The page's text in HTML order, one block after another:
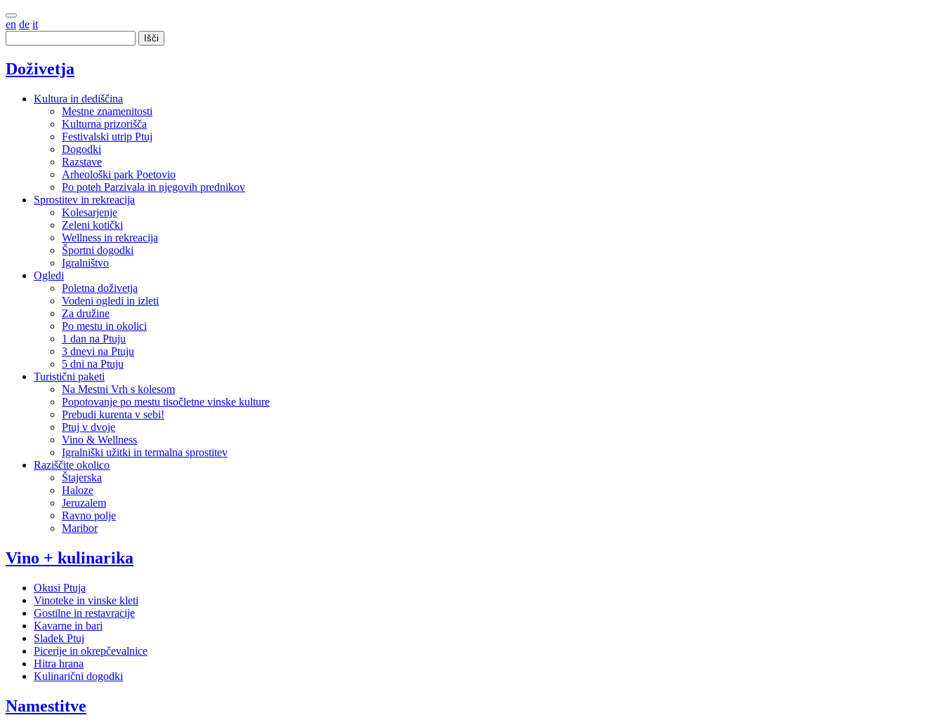
en de it
Išči
Doživetja
Kultura in dediščina
Mestne znamenitosti
Kulturna prizorišča
Festivalski utrip Ptuj
Dogodki
Razstave
Arheološki park Poetovio
Po poteh Parzivala in njegovih prednikov
Sprostitev in rekreacija
Kolesarjenje
Zeleni kotički
Wellness in rekreacija
Športni dogodki
Igralništvo
Ogledi
Poletna doživetja
Vodeni ogledi in izleti
Za družine
Po mestu in okolici
1 dan na Ptuju
3 dnevi na Ptuju
5 dni na Ptuju
Turistični paketi
Na Mestni Vrh s kolesom
Popotovanje po mestu tisočletne vinske kulture
Prebudi kurenta v sebi!
Ptuj v dvoje
Vino & Wellness
Igralniški užitki in termalna sprostitev
Raziščite okolico
Štajerska
Haloze
Jeruzalem
Ravno polje
Maribor
Vino + kulinarika
Okusi Ptuja
Vinoteke in vinske kleti
Gostilne in restavracije
Kavarne in bari
Sladek Ptuj
Picerije in okrepčevalnice
Hitra hrana
Kulinarični dogodki
Namestitve